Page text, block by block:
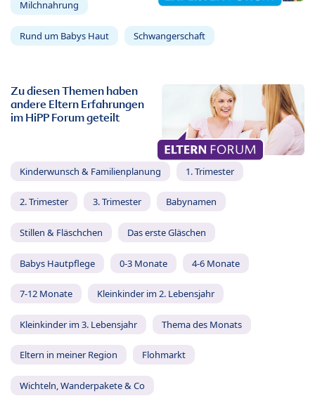
Milchnahrung
Rund um Babys Haut Schwangerschaft
Zu diesen Themen haben
andere Eltern Erfahrungen
im HiPP Forum geteilt
Kinderwunsch & Familienplanung 1. Trimester
2. Trimester 3. Trimester Babynamen
Stillen & Fläschchen Das erste Gläschen
Babys Hautpflege 0-3 Monate 4-6 Monate
7-12 Monate Kleinkinder im 2. Lebensjahr
Kleinkinder im 3. Lebensjahr Thema des Monats
Eltern in meiner Region Flohmarkt
Wichteln, Wanderpakete & Co